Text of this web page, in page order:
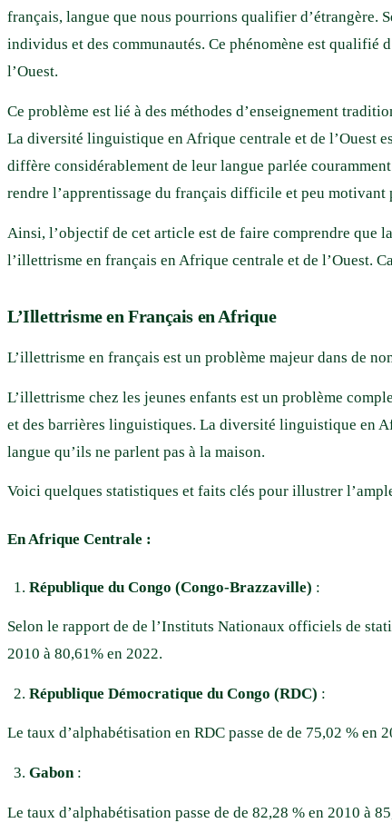
français, langue que nous pourrions qualifier d’étrangère.
individus et des communautés. Ce phénomène est
l’Ouest.
Ce problème est lié à des méthodes d’enseignement
La diversité linguistique en Afrique centrale et de l’Ouest
diffère considérablement de leur langue parlée
rendre l’apprentissage du français difficile et peu motivant
Ainsi, l’objectif de cet article est de faire comprendre que
l’illettrisme en français en Afrique centrale et de l’Ouest.
L’Illettrisme en Français en Afrique
L’illettrisme en français est un problème majeur dans de
L’illettrisme chez les jeunes enfants est un problème
et des barrières linguistiques. La diversité linguistique en
langue qu’ils ne parlent pas à la maison.
Voici quelques statistiques et faits clés pour illustrer
En Afrique Centrale :
République du Congo (Congo-Brazzaville) :
Selon le rapport de de l’Instituts Nationaux officiels de
2010 à 80,61% en 2022.
République Démocratique du Congo (RDC) :
Le taux d’alphabétisation en RDC passe de de 75,02 % en
Gabon:
Le taux d’alphabétisation passe de de 82,28 % en 2010 à